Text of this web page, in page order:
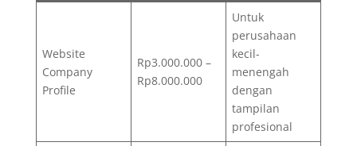
Website
Company
Profile
Rp3.000.000 –
Rp8.000.000
Untuk
perusahaan
kecil-
menengah
dengan
tampilan
profesional